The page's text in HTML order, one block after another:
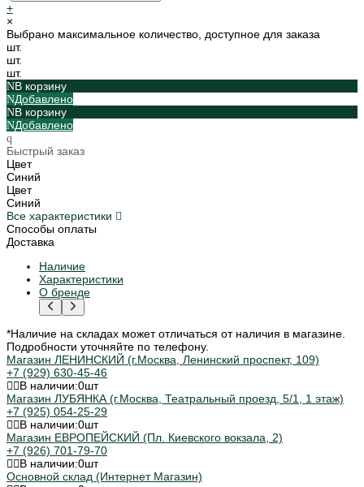
+
×
Выбрано максимальное количество, доступное для заказа
шт.
шт.
шт.
В корзину
Добавлено
В корзину
Добавлено
Быстрый заказ
Цвет
Синий
Цвет
Синий
Все характеристики
Способы оплаты
Доставка
Наличие
Характеристики
О бренде
*Наличие на складах может отличаться от наличия в магазине.
Подробности уточняйте по телефону.
Магазин ЛЕНИНСКИЙ (г.Москва, Ленинский проспект, 109)
+7 (929) 630-45-46
В наличии:0шт
Магазин ЛУБЯНКА (г.Москва, Театральный проезд, 5/1, 1 этаж)
+7 (925) 054-25-29
В наличии:0шт
Магазин ЕВРОПЕЙСКИЙ (Пл. Киевского вокзала, 2)
+7 (926) 701-79-70
В наличии:0шт
Основной склад (Интернет Магазин)